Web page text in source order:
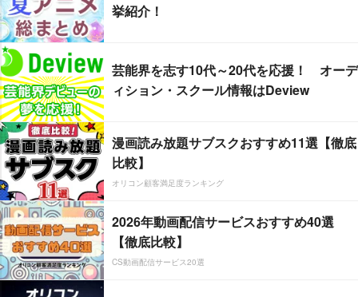
挙紹介！
芸能界を志す10代～20代を応援！ オーデ
ィション・スクール情報はDeview
漫画読み放題サブスクおすすめ11選【徹底
比較】
オリコン顧客満足度ランキング
2026年動画配信サービスおすすめ40選
【徹底比較】
CS動画配信サービス20選